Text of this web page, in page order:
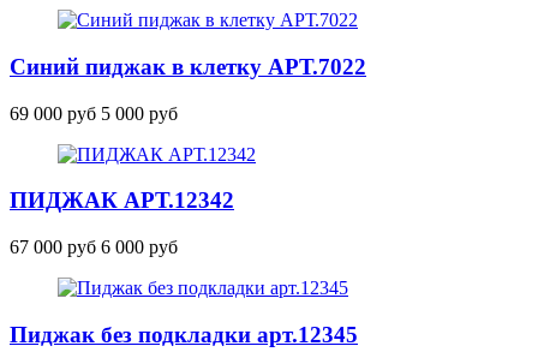
Cиний пиджак в клетку АРТ.7022
69 000 руб 5 000 руб
ПИДЖАК АРТ.12342
67 000 руб 6 000 руб
Пиджак без подкладки арт.12345